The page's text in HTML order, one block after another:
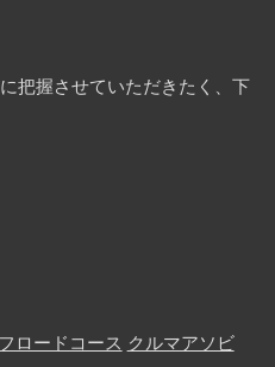
把握させていただきたく、下
ロードコース クルマアソビ